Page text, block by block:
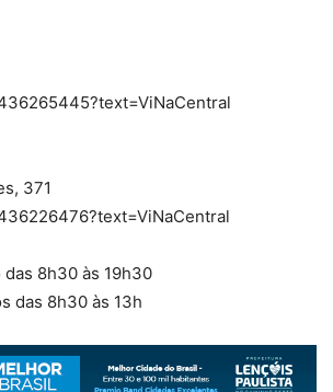
371
das 8h30 às 19h30
das 8h30 às 13h